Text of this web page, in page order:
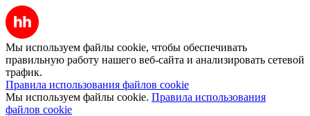
Мы используем файлы cookie, чтобы обеспечивать
правильную работу нашего веб-сайта и анализировать сетевой
трафик.
Правила использования файлов cookie
Мы используем файлы cookie. Правила использования
файлов cookie